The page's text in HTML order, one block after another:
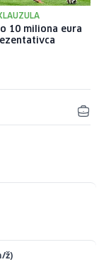
10 miliona eura
ž)